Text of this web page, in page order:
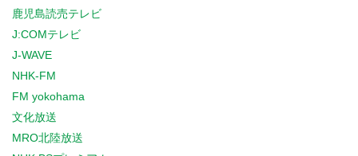
鹿児島読売テレビ
J:COMテレビ
J-WAVE
NHK-FM
FM yokohama
文化放送
MRO北陸放送